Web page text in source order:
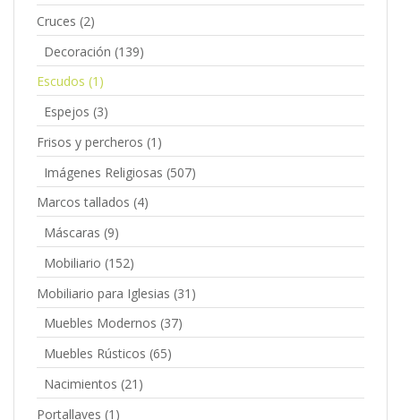
Cruces (2)
Decoración (139)
Escudos (1)
Espejos (3)
Frisos y percheros (1)
Imágenes Religiosas (507)
Marcos tallados (4)
Máscaras (9)
Mobiliario (152)
Mobiliario para Iglesias (31)
Muebles Modernos (37)
Muebles Rústicos (65)
Nacimientos (21)
Portallaves (1)